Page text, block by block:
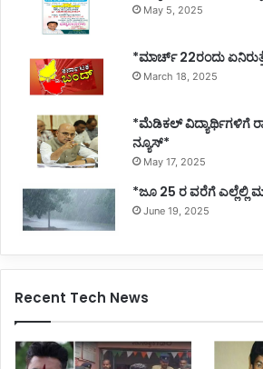
May 5, 2025
*ಮಾರ್ಚ್ 22ರಂದು
March 18, 2025
*ಮೆಡಿಕಲ್ ವಿದ್ಯಾರ್ಥಿಗಳಿಗೆ
ನ್ಯೂಸ್*
May 17, 2025
*ಜೂ 25 ರ ವರೆಗೆ ಎಲ್ಲೆಲ್ಲಿ
June 19, 2025
Recent Tech News